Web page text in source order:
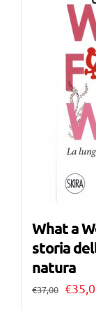
What a
storia
natura
€37,00 Il
€